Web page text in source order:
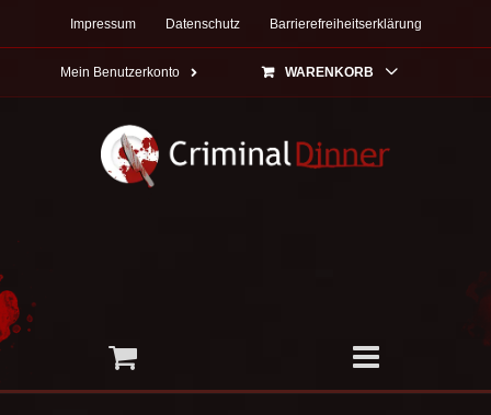
Impressum Datenschutz Barrierefreiheitserklärung
Mein Benutzerkonto WARENKORB